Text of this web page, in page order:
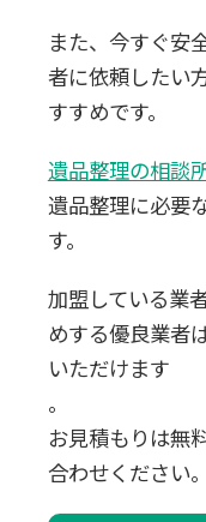
また、今すぐ安
者に依頼したい
すすめです。
遺品整理の相談
遺品整理に必要
す。
加盟している業
めする優良業者
いただけます
。
お見積もりは無
合わせください。